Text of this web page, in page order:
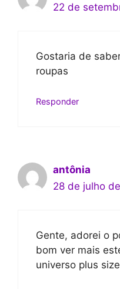
22 de
Gostaria de
roupas
Responder
antônia
28 de julho
Gente, adorei o
bom ver mais
universo plus